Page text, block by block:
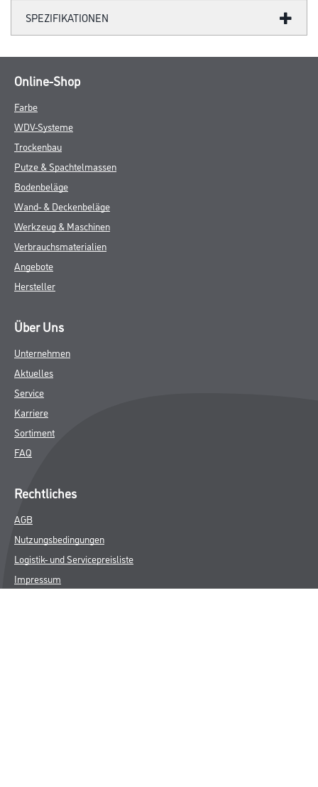
SPEZIFIKATIONEN
Online-Shop
Farbe
WDV-Systeme
Trockenbau
Putze & Spachtelmassen
Bodenbeläge
Wand- & Deckenbeläge
Werkzeug & Maschinen
Verbrauchsmaterialien
Angebote
Hersteller
Über Uns
Unternehmen
Aktuelles
Service
Karriere
Sortiment
FAQ
Rechtliches
AGB
Nutzungsbedingungen
Logistik- und Servicepreisliste
Impressum